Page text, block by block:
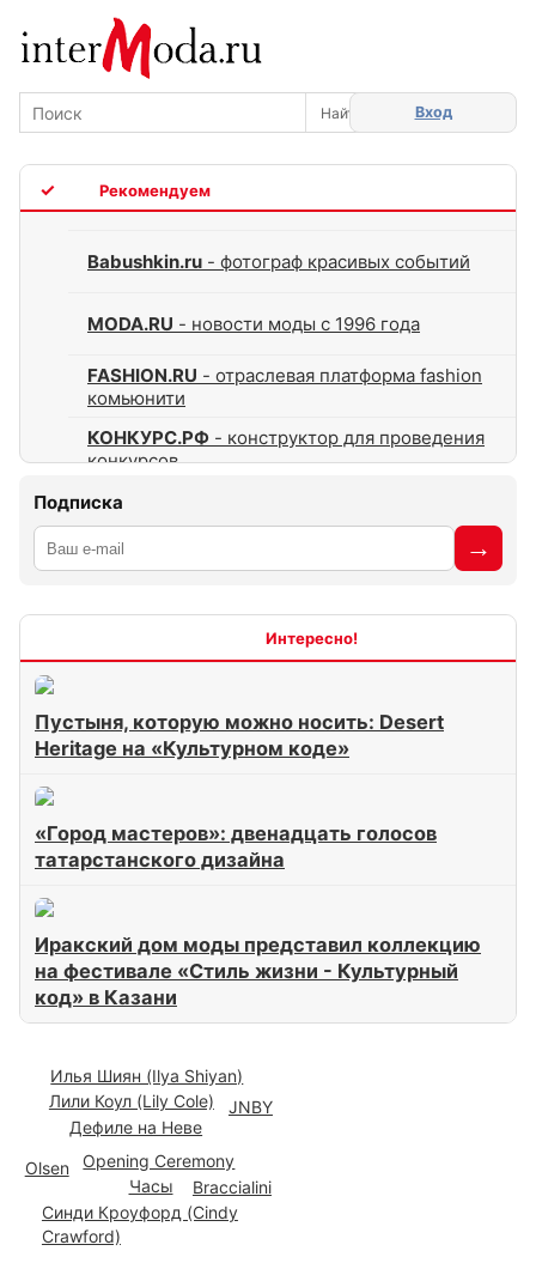
Вход
Babushkin.ru - фотограф красивых событий
MODA.RU - новости моды с 1996 года
FASHION.RU - отраслевая платформа fashion
комьюнити
КОНКУРС.РФ - конструктор для проведения
конкурсов
Подписка
Пустыня, которую можно носить: Desert
Heritage на «Культурном коде»
«Город мастеров»: двенадцать голосов
татарстанского дизайна
Иракский дом моды представил коллекцию
на фестивале «Стиль жизни - Культурный
код» в Казани
Часы
Opening Ceremony
Синди Кроуфорд (Cindy
Crawford)
Дефиле на Неве
Лили Коул (Lily Cole)
Илья Шиян (Ilya Shiyan)
Olsen
JNBY
Braccialini